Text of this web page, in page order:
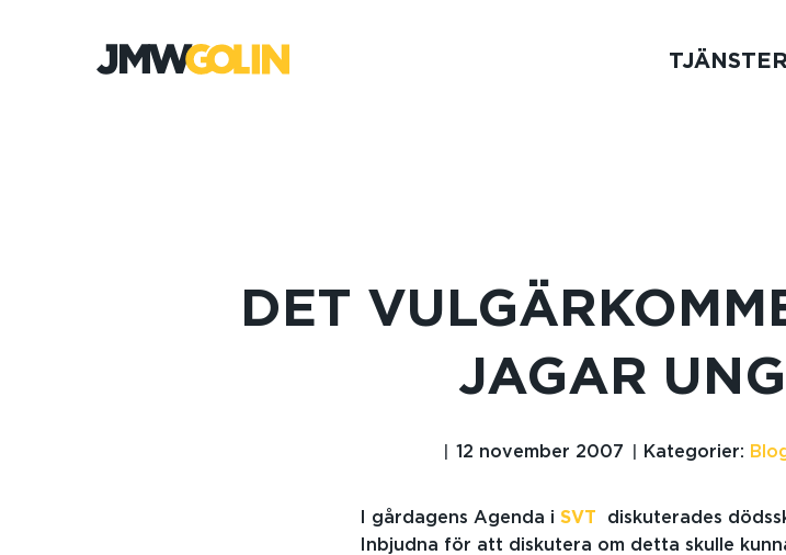
DET
JAGAR
12 november 2007 Kategorier:
I gårdagens Agenda i SVT diskuterades
Inbjudna för att diskutera om detta skulle